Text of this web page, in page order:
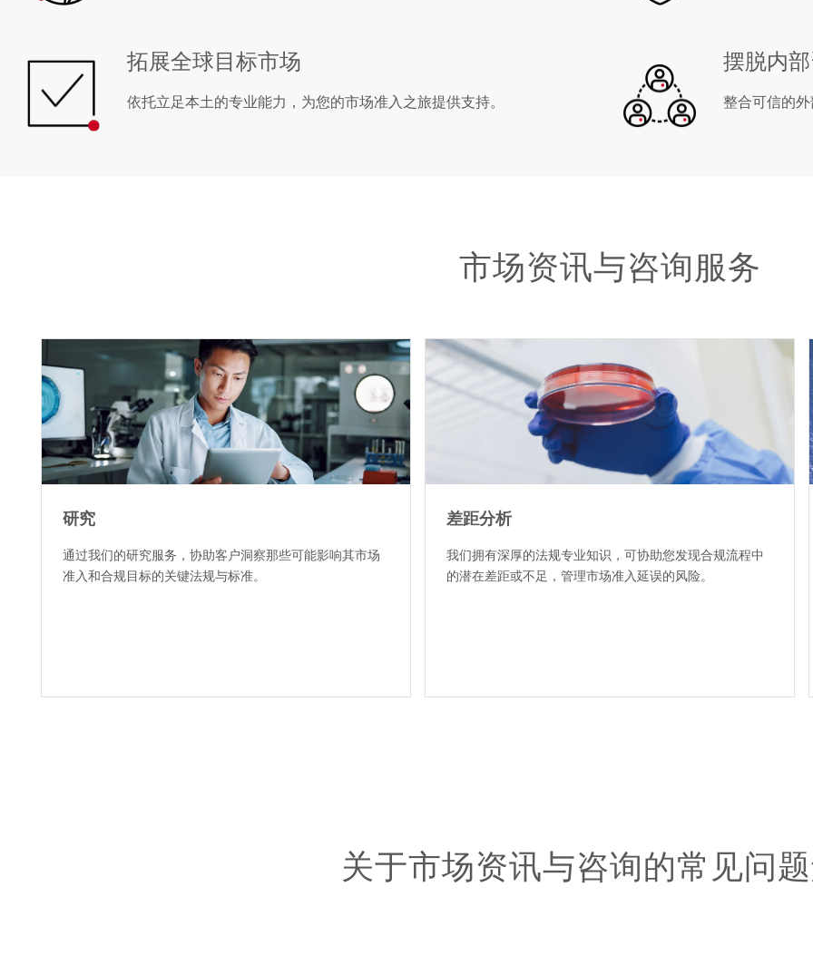
拓展全球目标市场
依托立足本土的专业能力，为您的市场准入之旅提供支持。
摆脱内
整合可信的
市场资讯与咨询服务
研究
通过我们的研究服务，协助客户洞察那些可能影响其市场
准入和合规目标的关键法规与标准。
差距分析
我们拥有深厚的法规专业知识，可协助您发现合规流程中
的潜在差距或不足，管理市场准入延误的风险。
关于市场资讯与咨询的常见问